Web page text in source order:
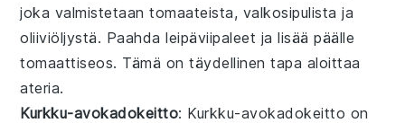
joka valmistetaantomaateista, valkosipulista ja
oliiviöljystä. Paahda leipäviipaleet ja lisää päälle
tomaattiseos. Tämä on täydellinen tapa aloittaa
ateria.
Kurkku-avokadokeitto: Kurkku-avokadokeitto on